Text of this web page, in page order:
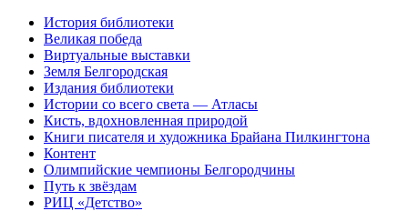
История библиотеки
Великая победа
Виртуальные выставки
Земля Белгородская
Издания библиотеки
Истории со всего света — Атласы
Кисть, вдохновленная природой
Книги писателя и художника Брайана Пилкингтона
Контент
Олимпийские чемпионы Белгородчины
Путь к звёздам
РИЦ «Детство»